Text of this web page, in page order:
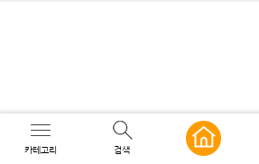
카테고리 검색